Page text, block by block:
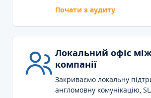
Почати з аудиту
Локальний офіс
компанії
Закриваємо локальну
англомовну комунікацію,